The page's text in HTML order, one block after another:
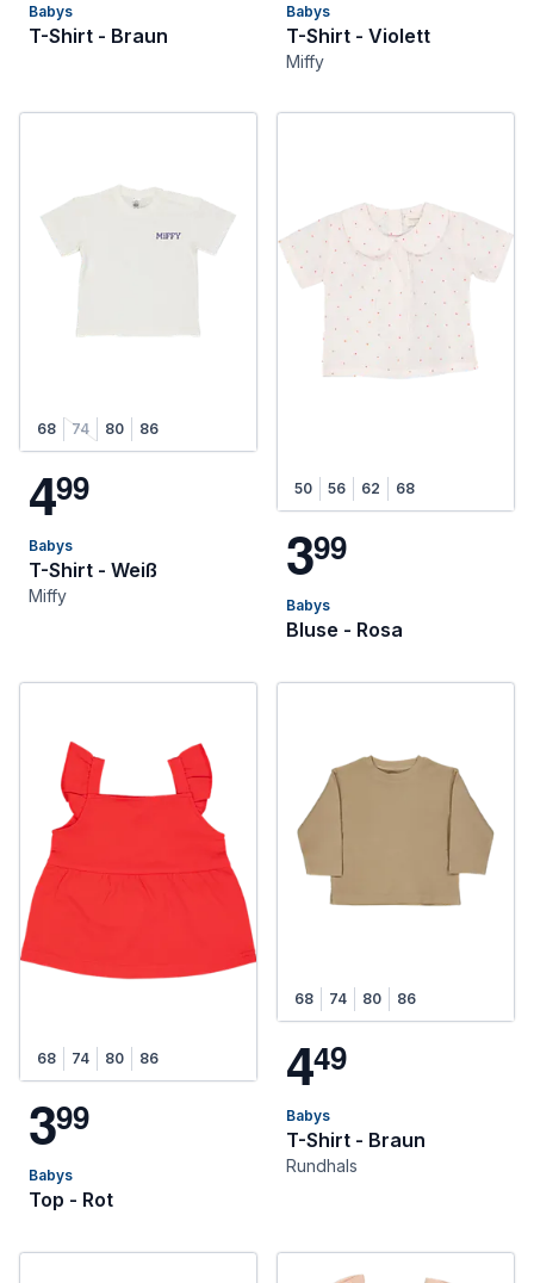
Babys
T-Shirt - Braun
Babys
T-Shirt - Violett
Miffy
68 74 80 86
499
Babys
T-Shirt - Weiß
Miffy
50 56 62 68
399
Babys
Bluse - Rosa
68 74 80 86
399
Babys
Top - Rot
68 74 80 86
449
Babys
T-Shirt - Braun
Rundhals